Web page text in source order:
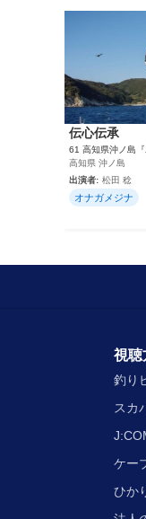
伝心伝承
61 高知県沖ノ島『
高知県 沖ノ島
出演者: 松田 稔
オナガメジナ
視聴
釣り
スカ
ケー
ひか